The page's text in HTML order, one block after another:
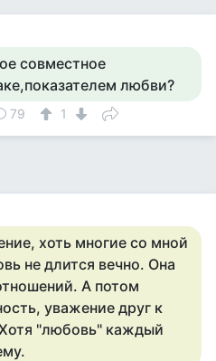
совместное
любви?
79 1
хоть многие со мной
не длится вечно. Она
А потом
уважение друг к
"любовь" каждый